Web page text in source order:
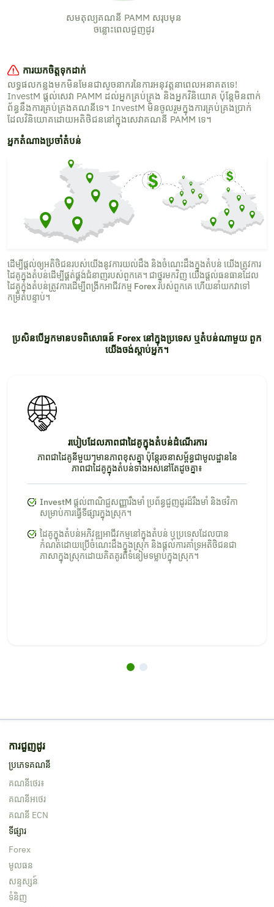
សមតុល្យគណនី PAMM សរុបមុន
ចន្លោះពេលជួញដូរ
ការយកចិត្តទុកដាក់
លទ្ធផលកន្លងមកមិនមែនជាសូចនាករនៃការអនុវត្តនាពេលអនាគតទេ!
InvestM ផ្តល់សេវា PAMM ដល់អ្នកគ្រប់គ្រង និងអ្នកវិនិយោគ ប៉ុន្តែមិនពាក់
ព័ន្ធនឹងការគ្រប់គ្រងគណនីទេ។ InvestM មិនចូលរួមក្នុងការគ្រប់គ្រងប្រាក់
ដែលវិនិយោគដោយអតិថិជននៅក្នុងសេវាគណនី PAMM ទេ។
អ្នកតំណាងប្រចាំតំបន់
ដើម្បីផ្តល់ឲ្យអតិថិជនរបស់យើងនូវការយល់ដឹង និងចំណេះដឹងក្នុងតំបន់ យើងត្រូវការ
ដៃគូក្នុងតំបន់ដើម្បីផ្គត់ផ្គង់ជំនាញរបស់ពួកគេ។ ជាថ្នូរមកវិញ យើងផ្តល់ធនធានដែល
ដៃគូក្នុងតំបន់ត្រូវការដើម្បីពង្រីកអាជីវកម្ម Forex របស់ពួកគេ ហើយនាំយកវាទៅ
កម្រិតបន្ទាប់។
ប្រសិនបើអ្នកមានបទពិសោធន៍ Forex នៅក្នុងប្រទេស ឬតំបន់ណាមួយ ពួក
យើងចង់ស្ដាប់អ្នក។
របៀបដែលភាពជាដៃគូក្នុងតំបន់ដំណើរការ
ភាពជាដៃគូនីមួយៗមានភាពខុសគ្នា ប៉ុន្តែរចនាសម្ព័ន្ធជាមូលដ្ឋាននៃ
ភាពជាដៃគូក្នុងតំបន់ទាំងអស់នៅតែដូចគ្នា៖
InvestM ផ្តល់ពាណិជ្ជសញ្ញារឹងមាំ ប្រព័ន្ធជួញដូរដ៏រឹងមាំ និងថវិកា
សម្រាប់ការធ្វើទីផ្សារក្នុងស្រុក។
ដៃគូក្នុងតំបន់អភិវឌ្ឍអាជីវកម្មនៅក្នុងតំបន់ ឬប្រទេសដែលបាន
កំណត់ដោយប្រើចំណេះដឹងក្នុងស្រុក និងផ្តល់ការគាំទ្រអតិថិជនជា
ភាសាក្នុងស្រុកដោយគិតគូរពីទំនៀមទម្លាប់ក្នុងស្រុក។
ការជួញដូរ
ប្រភេទគណនី
គណនីថេរ៖
គណនីអថេរ
គណនី ECN
ទីផ្សារ
Forex
មូលធន
សន្ទស្សន៍
ទំនិញ